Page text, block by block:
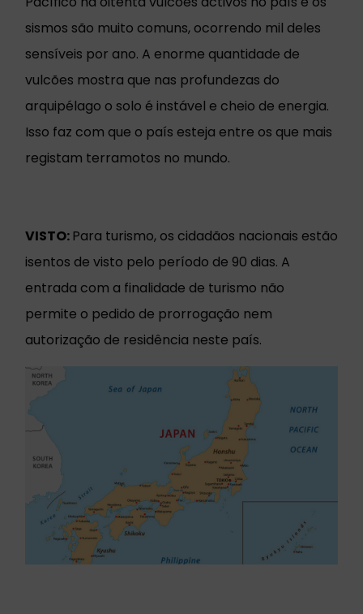
sismos são muito comuns, ocorrendo mil deles
sensíveis por ano. A enorme quantidade de
vulcões mostra que nas profundezas do
arquipélago o solo é instável e cheio de energia.
Isso faz com que o país esteja entre os que mais
registam terramotos no mundo.
VISTO:Para turismo, os cidadãos nacionais estão
isentos de visto pelo período de 90 dias. A
entrada com a finalidade de turismo não
permite o pedido de prorrogação nem
autorização de residência neste país.